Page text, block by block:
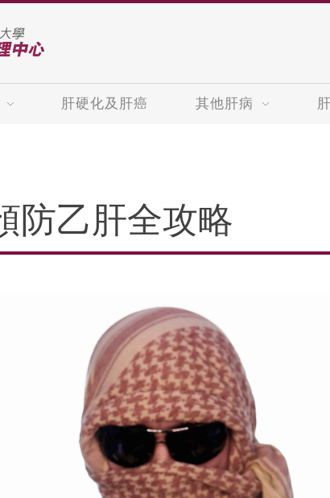
肝硬化及肝癌 其他肝病
防乙肝全攻略